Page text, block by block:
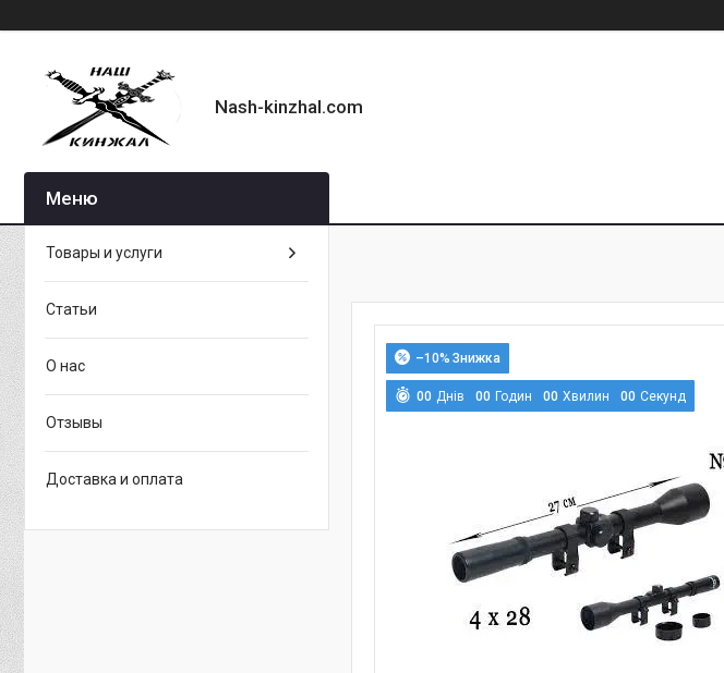
Nash-kinzhal.com
–10%
00 Днів 00 Годин 00 Хвилин 00 Секунд
Товары и услуги
Статьи
О нас
Отзывы
Доставка и оплата